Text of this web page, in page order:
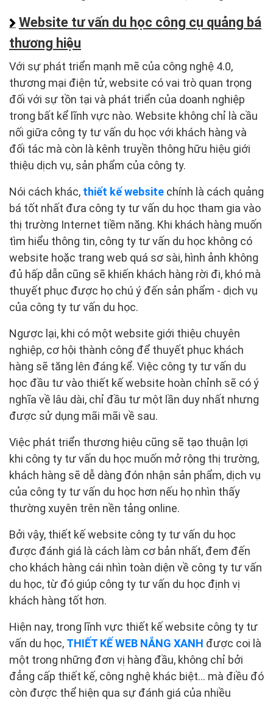
Website tư vấn du học công cụ quảng bá
thương hiệu
Với sự phát triển mạnh mẽ của công nghệ 4.0,
thương mại điện tử, website có vai trò quan trọng
đối với sự tồn tại và phát triển của doanh nghiệp
trong bất kể lĩnh vực nào. Website không chỉ là cầu
nối giữa công ty tư vấn du học với khách hàng và
đối tác mà còn là kênh truyền thông hữu hiệu giới
thiệu dịch vụ, sản phẩm của công ty.
Nói cách khác, thiết kế website chính là cách quảng
bá tốt nhất đưa công ty tư vấn du học tham gia vào
thị trường Internet tiềm năng. Khi khách hàng muốn
tìm hiểu thông tin, công ty tư vấn du học không có
website hoặc trang web quá sơ sài, hình ảnh không
đủ hấp dẫn cũng sẽ khiến khách hàng rời đi, khó mà
thuyết phục được họ chú ý đến sản phẩm - dịch vụ
của công ty tư vấn du học.
Ngược lại, khi có một website giới thiệu chuyên
nghiệp, cơ hội thành công để thuyết phục khách
hàng sẽ tăng lên đáng kể. Việc công ty tư vấn du
học đầu tư vào thiết kế website hoàn chỉnh sẽ có ý
nghĩa về lâu dài, chỉ đầu tư một lần duy nhất nhưng
được sử dụng mãi mãi về sau.
Việc phát triển thương hiệu cũng sẽ tạo thuận lợi
khi công ty tư vấn du học muốn mở rộng thị trường,
khách hàng sẽ dễ dàng đón nhận sản phẩm, dịch vụ
của công ty tư vấn du học hơn nếu họ nhìn thấy
thường xuyên trên nền tảng online.
Bởi vậy, thiết kế website công ty tư vấn du học
được đánh giá là cách làm cơ bản nhất, đem đến
cho khách hàng cái nhìn toàn diện về công ty tư vấn
du học, từ đó giúp công ty tư vấn du học định vị
khách hàng tốt hơn.
Hiện nay, trong lĩnh vực thiết kế website công ty tư
vấn du học, THIẾT KẾ WEB NẮNG XANH được coi là
một trong những đơn vị hàng đầu, không chỉ bởi
đẳng cấp thiết kế, công nghệ khác biệt... mà điều đó
còn được thể hiện qua sự đánh giá của nhiều